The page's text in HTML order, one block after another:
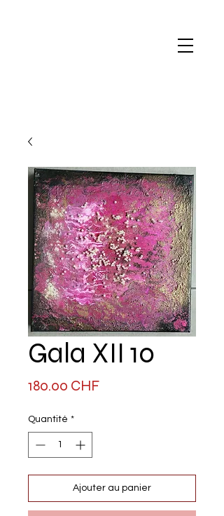
Gala XII 10
180.00 CHFPrix
Quantité *
Ajouter au panier